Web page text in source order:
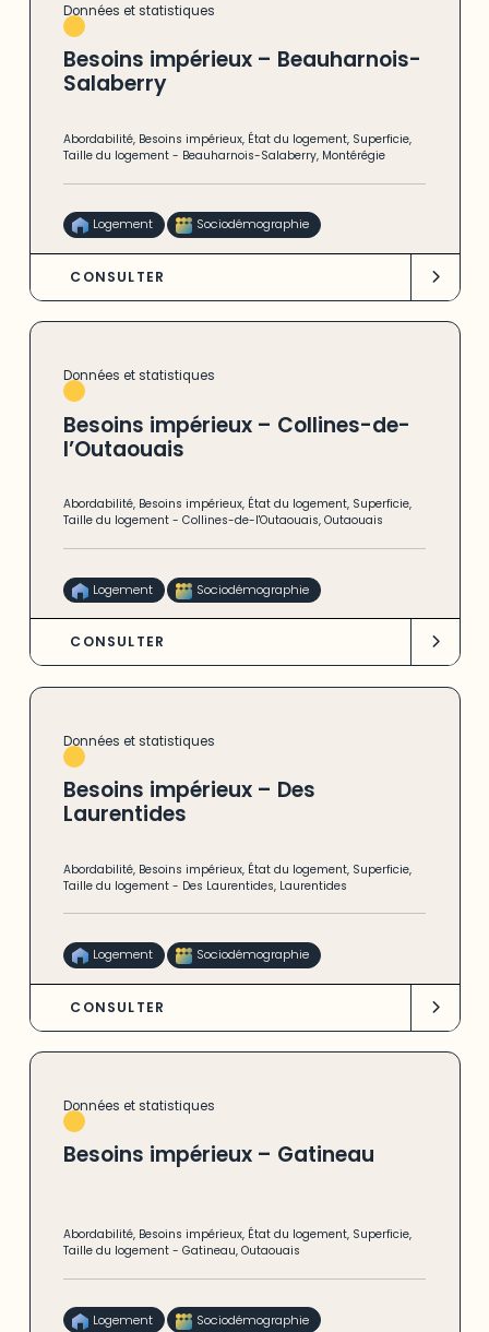
Données et statistiques
Besoins impérieux – Beauharnois-
Salaberry
Abordabilité, Besoins impérieux, État du logement, Superficie,
Taille du logement - Beauharnois-Salaberry, Montérégie
Logement Sociodémographie
CONSULTER
Données et statistiques
Besoins impérieux – Collines-de-
l’Outaouais
Abordabilité, Besoins impérieux, État du logement, Superficie,
Taille du logement -Collines-de-l'Outaouais,Outaouais
Logement Sociodémographie
CONSULTER
Données et statistiques
Besoins impérieux – Des
Laurentides
Abordabilité, Besoins impérieux, État du logement, Superficie,
Taille du logement - Des Laurentides, Laurentides
Logement Sociodémographie
CONSULTER
Données et statistiques
Besoins impérieux – Gatineau
Abordabilité, Besoins impérieux, État du logement, Superficie,
Taille du logement -Gatineau,Outaouais
Logement Sociodémographie